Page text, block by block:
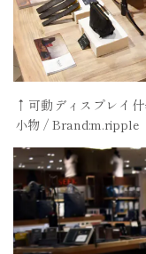
↑可動ディスプレイ
小物 / Brand:m.ripple